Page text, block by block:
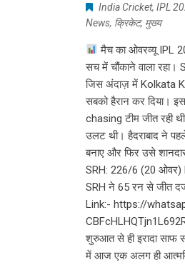
India Cricket, IPL
News, क्रिकेट, मुख्य
मैच का ओवरव्यू IPL
सच में चौंकाने वाला
जिस अंदाज़ में Kolkata
सबको हैरान कर दिया।
chasing टीम जीत रही
उलट थी। हैदराबाद ने
बनाए और फिर उसे
SRH: 226/6 (20
SRH ने 65 रन से जीत
Link:- https://
शुरुआत से ही इरादा साफ
में आज एक अलग ही